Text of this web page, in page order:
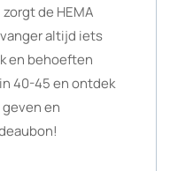
de HEMA
altijd iets
en behoeften
40-45 en ontdek
en